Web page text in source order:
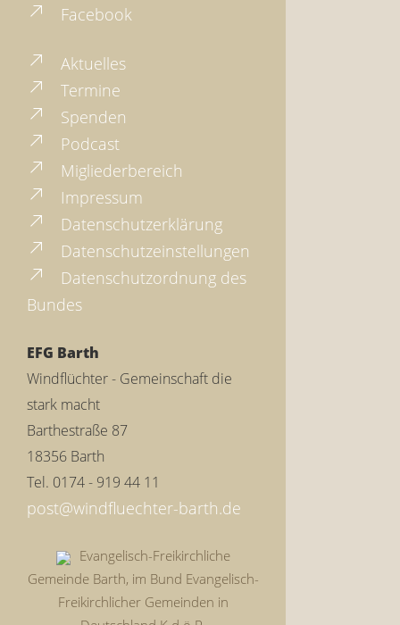
Facebook
Aktuelles
Termine
Spenden
Podcast
Migliederbereich
Impressum
Datenschutzerklärung
Datenschutzeinstellungen
Datenschutzordnung des
Bundes
EFG Barth
Windflüchter - Gemeinschaft die
stark macht
Barthestraße 87
18356 Barth
Tel. 0174 - 919 44 11
Evangelisch-Freikirchliche
Gemeinde Barth, im Bund Evangelisch-
Freikirchlicher Gemeinden in